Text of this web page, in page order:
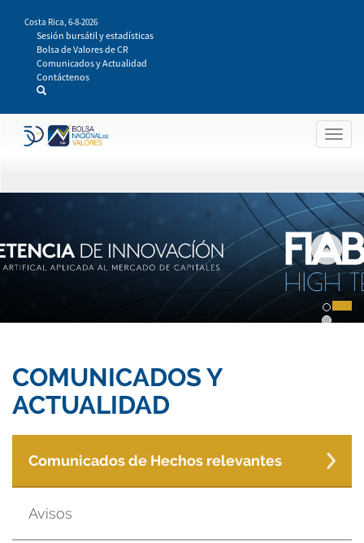
contenido
principal
Costa Rica, 6-8-2026
Sesión bursátil y estadísticas
Bolsa de Valores de CR
Comunicados y Actualidad
Contáctenos
COMUNICADOS Y
ACTUALIDAD
Comunicados de Hechos relevantes
Avisos